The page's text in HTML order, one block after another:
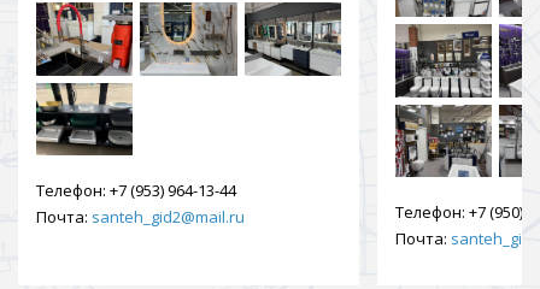
Телефон: +7 (953) 964-13-44
Почта: santeh_gid2@mail.ru Телефон: +7 (950)
Почта: